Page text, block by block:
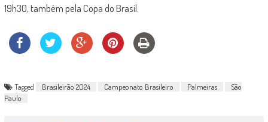
19h30, também pela Copa do Brasil.
Tagged Brasileirão 2024 Campeonato Brasileiro Palmeiras
São
Paulo